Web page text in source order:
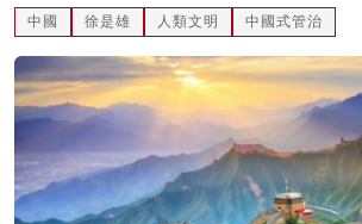
中國 徐是雄 人類文明 中國式管治